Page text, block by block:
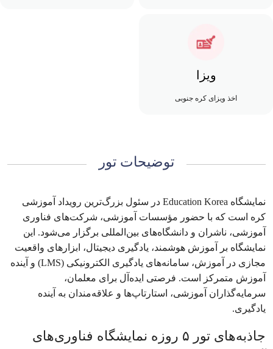
ویزا
اخذ ویزای کره جنوبی
توضیحات تور
نمایشگاه Education Korea در سئول بزرگ‌ترین رویداد آموزشی
کره است که با حضور مؤسسات آموزشی، شرکت‌های فناوری
آموزشی، ناشران و دانشگاه‌های بین‌المللی برگزار می‌شود. این
نمایشگاه بر آموزش هوشمند، یادگیری دیجیتال، ابزارهای واقعیت
مجازی در آموزش، سامانه‌های یادگیری الکترونیکی (LMS) و آینده
آموزش متمرکز است. فرصتی ایده‌آل برای معلمان،
سرمایه‌گذاران آموزشی، استارتاپ‌ها و علاقه‌مندان به آینده
یادگیری.
جاذبه‌های تور ۵ روزه نمایشگاه فناوری‌های